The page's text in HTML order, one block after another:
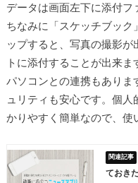
データは画面左下に添付フ
ちなみに「スケッチブック
ップすると、写真の撮影
トに添付することが出来ま
パソコンとの連携もあり
ュリティも安心です。個
かりやすく簡単なので、使
ておき